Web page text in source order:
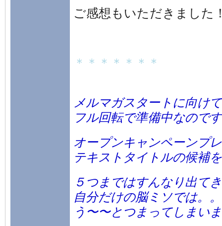
ご感想もいただきました
＊＊＊＊＊＊＊
メルマガスタートに向け
フル回転で準備中なので
オープンキャンペーンプ
テキストタイトルの候補
５つまではすんなり出て
自分だけの脳ミソでは。
う〜〜とつまってしまい